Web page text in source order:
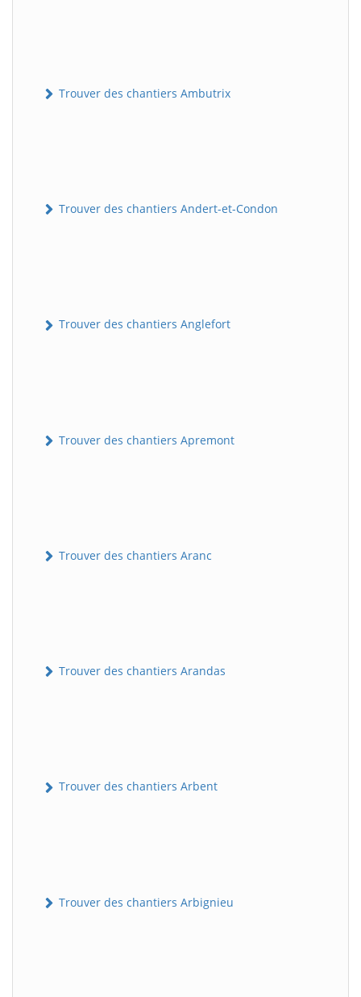
Trouver des chantiers Ambutrix
Trouver des chantiers Andert-et-Condon
Trouver des chantiers Anglefort
Trouver des chantiers Apremont
Trouver des chantiers Aranc
Trouver des chantiers Arandas
Trouver des chantiers Arbent
Trouver des chantiers Arbignieu